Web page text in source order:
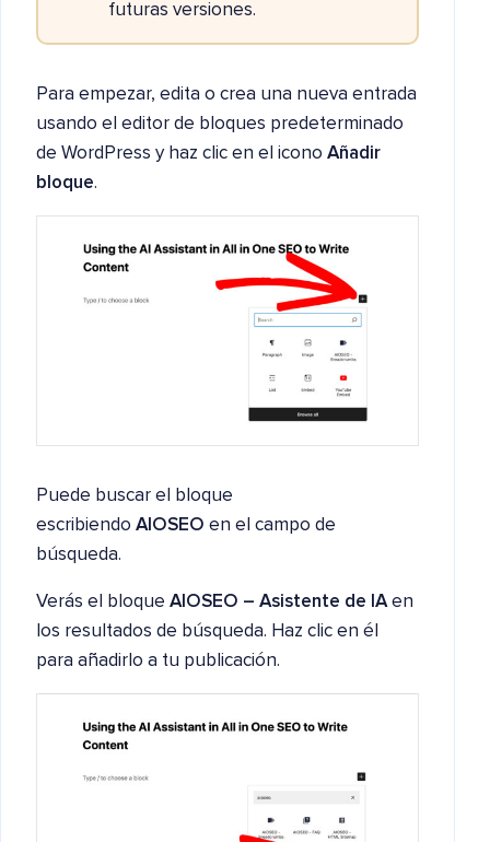
futuras versiones.
Para empezar, edita o crea una nueva entrada
usando el editor de bloques predeterminado
de WordPress y haz clic en el icono Añadir
bloque.
Puede buscar el bloque
escribiendo AIOSEO en el campo de
búsqueda.
Verás el bloque AIOSEO – Asistente de IAen
los resultados de búsqueda. Haz clic en él
para añadirlo a tu publicación.